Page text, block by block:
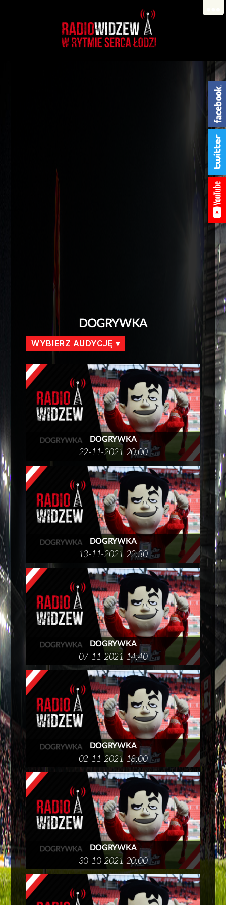
DOGRYWKA
WYBIERZ AUDYCJĘ
DOGRYWKA
22-11-2021 20:00
DOGRYWKA
13-11-2021 22:30
DOGRYWKA
07-11-2021 14:40
DOGRYWKA
02-11-2021 18:00
DOGRYWKA
30-10-2021 20:00